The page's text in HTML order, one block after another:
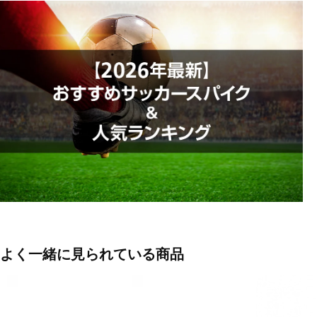
軽量のFlyTouchアッパーは、濡れた状態や乾いた状態を問わず、安
定したボールタッチを提供します。
◇自然なフィット感
FlyTouchレザーは驚くほど柔らかく、素材を過度に伸ばすことな
く、クリートが足にぴったりとフィットし、快適な履き心地を実現
します。
◇あらゆるフィールドに対応するトラクション
アウトソールのかかとと前足部にブレードスタッドを配置し、人工
芝と天然芝の両方のサーフェスで優れたグリップ力を発揮します。
円錐形のスタッドが、スムーズな着地と旋回をサポートします。
◇クッション性のあるソックライナー
BLAST)
よく一緒に見られている商品